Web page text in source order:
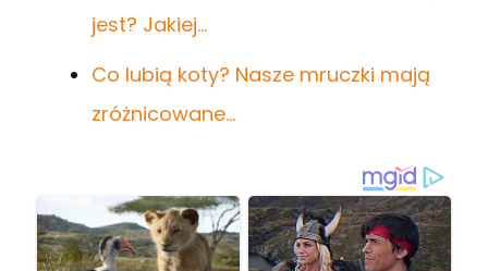
jest? Jakiej…
Co lubią koty? Nasze mruczki mają
zróżnicowane…